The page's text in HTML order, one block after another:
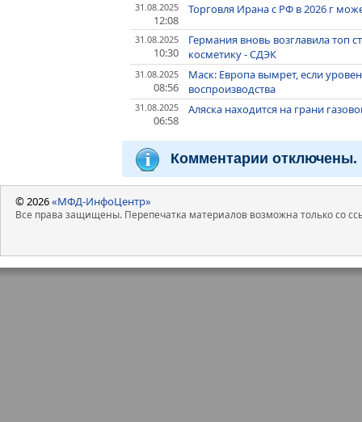
31.08.2025
12:08
Торговля Ирана с РФ в 2026 г
31.08.2025
10:30
Германия вновь возглавила топ
косметику - СДЭК
31.08.2025
08:56
Маск: Европа вымрет, если
воспроизводства
31.08.2025
06:58
Аляска находится на грани
Комментарии отключены.
© 2026«МФД-ИнфоЦентр»
Все права защищены. Перепечатка материалов возможна только со